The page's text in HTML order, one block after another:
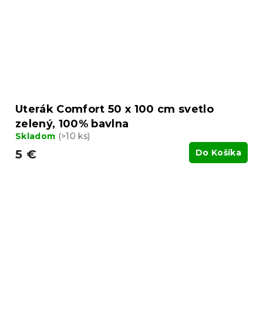
Uterák Comfort 50 x 100 cm svetlo
zelený, 100% bavlna
Skladom (>10 ks)
5 € Do Košíka